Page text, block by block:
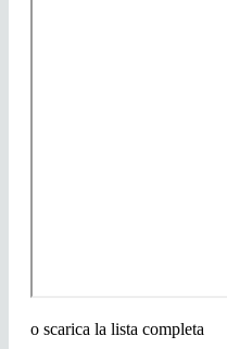
o scarica la lista completa